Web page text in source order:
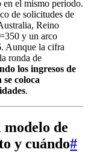
en el mismo periodo.
de solicitudes de
Reino
y un arco
Aunque la cifra
ronda de
los ingresos de
coloca
.
de
y cuándo#